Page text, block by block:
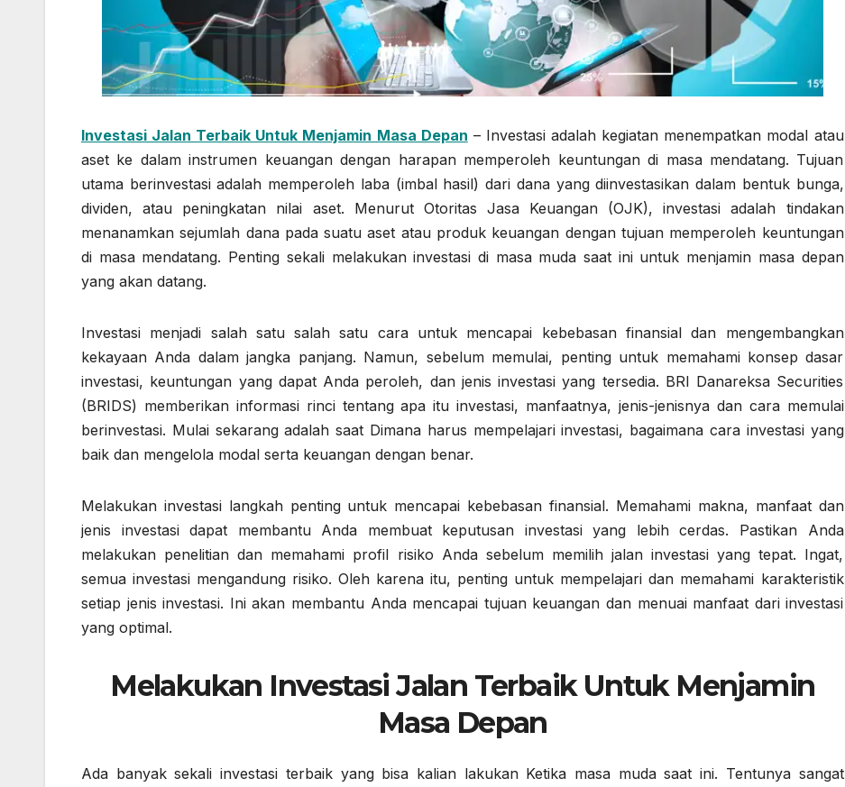
Investasi Jalan Terbaik Untuk Menjamin Masa Depan – Investasi adalah kegiatan menempatkan modal atau
aset ke dalam instrumen keuangan dengan harapan memperoleh keuntungan di masa mendatang. Tujuan
utama berinvestasi adalah memperoleh laba (imbal hasil) dari dana yang diinvestasikan dalam bentuk bunga,
dividen, atau peningkatan nilai aset. Menurut Otoritas Jasa Keuangan (OJK), investasi adalah tindakan
menanamkan sejumlah dana pada suatu aset atau produk keuangan dengan tujuan memperoleh keuntungan
di masa mendatang. Penting sekali melakukan investasi di masa muda saat ini untuk menjamin masa depan
yang akan datang.
Investasi menjadi salah satu salah satu cara untuk mencapai kebebasan finansial dan mengembangkan
kekayaan Anda dalam jangka panjang. Namun, sebelum memulai, penting untuk memahami konsep dasar
investasi, keuntungan yang dapat Anda peroleh, dan jenis investasi yang tersedia. BRI Danareksa Securities
(BRIDS) memberikan informasi rinci tentang apa itu investasi, manfaatnya, jenis-jenisnya dan cara memulai
berinvestasi. Mulai sekarang adalah saat Dimana harus mempelajari investasi, bagaimana cara investasi yang
baik dan mengelola modal serta keuangan dengan benar.
Melakukan investasi langkah penting untuk mencapai kebebasan finansial. Memahami makna, manfaat dan
jenis investasi dapat membantu Anda membuat keputusan investasi yang lebih cerdas. Pastikan Anda
melakukan penelitian dan memahami profil risiko Anda sebelum memilih jalan investasi yang tepat. Ingat,
semua investasi mengandung risiko. Oleh karena itu, penting untuk mempelajari dan memahami karakteristik
setiap jenis investasi. Ini akan membantu Anda mencapai tujuan keuangan dan menuai manfaat dari investasi
yang optimal.
Melakukan Investasi Jalan Terbaik Untuk Menjamin
Masa Depan
Ada banyak sekali investasi terbaik yang bisa kalian lakukan Ketika masa muda saat ini. Tentunya sangat